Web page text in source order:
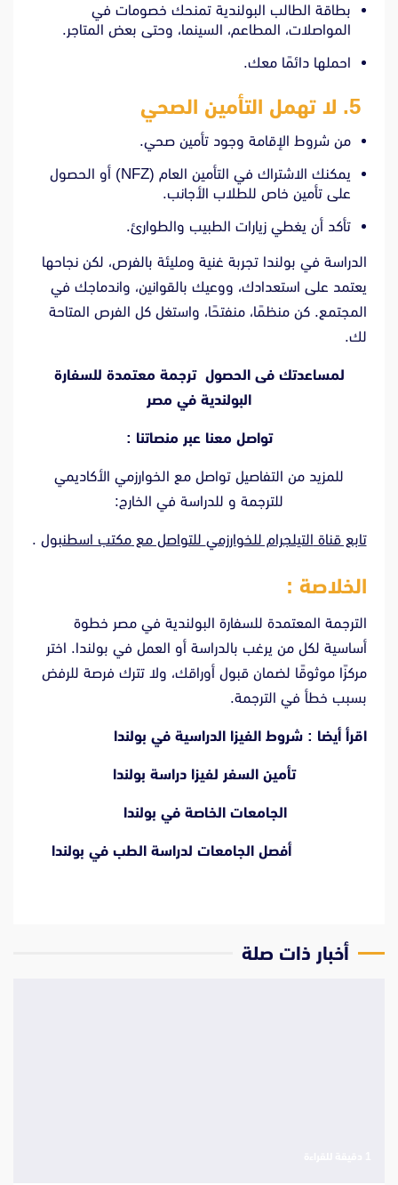
بطاقة الطالب البولندية تمنحك خصومات في
المواصلات، المطاعم، السينما، وحتى بعض المتاجر.
احملها دائمًا معك.
من شروط الإقامة وجود تأمين صحي.
يمكنك الاشتراك في التأمين العام (NFZ) أو الحصول
على تأمين خاص للطلاب الأجانب.
تأكد أن يغطي زيارات الطبيب والطوارئ.
الدراسة في بولندا تجربة غنية ومليئة بالفرص، لكن نجاحها
يعتمد على استعدادك، ووعيك بالقوانين، واندماجك في
المجتمع. كن منظمًا، منفتحًا، واستغل كل الفرص المتاحة
لك.
لمساعدتك فى الحصول ترجمة معتمدة للسفارة
البولندية في مصر
تواصل معنا عبر منصاتنا :
للمزيد من التفاصيل تواصل مع الخوارزمي الأكاديمي
للترجمة و للدراسة في الخارج:
تابع قناة التيلجرام للخوارزمي للتواصل معمكتب اسطنبول .
الخلاصة :
الترجمة المعتمدة للسفارة البولندية في مصر خطوة
أساسية لكل من يرغب بالدراسة أو العمل في بولندا. اختر
مركزًا موثوقًا لضمان قبول أوراقك، ولا تترك فرصة للرفض
بسبب خطأ في الترجمة.
اقرأ أيضا : شروط الفيزا الدراسية في بولندا
تأمين السفر لفيزا دراسة بولندا
الجامعات الخاصة في بولندا
أفصل الجامعات لدراسة الطب في بولندا
‫أخبار ذات صلة